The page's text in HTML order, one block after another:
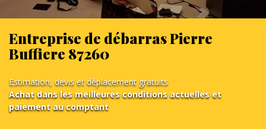
Entreprise de débarras Pierre
Buffiere 87260
Estimation, devis et déplacement gratuits
Achat dans les meilleures conditions actuelles et
paiement au comptant